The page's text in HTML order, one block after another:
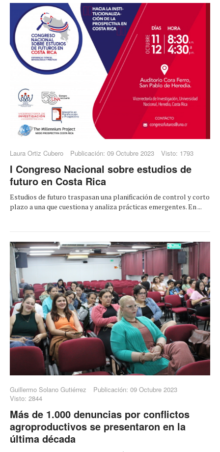
Laura Ortiz Cubero Publicación: 09 Octubre 2023 Visto: 1793
I Congreso Nacional sobre estudios de
futuro en Costa Rica
Estudios de futuro traspasan una planificación de control y corto
plazo a una que cuestiona y analiza prácticas emergentes. En ...
Guillermo Solano Gutiérrez
Publicación: 09 Octubre 2023
Visto: 2844
Más de 1.000 denuncias por conflictos
agroproductivos se presentaron en la
última década